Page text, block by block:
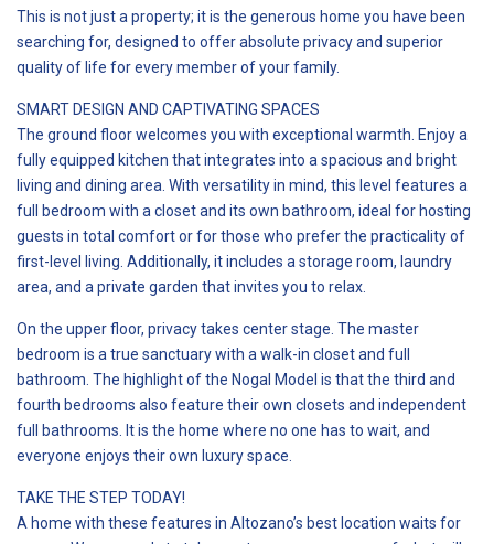
This is not just a property; it is the generous home you have been
searching for, designed to offer absolute privacy and superior
quality of life for every member of your family.
SMART DESIGN AND CAPTIVATING SPACES
The ground floor welcomes you with exceptional warmth. Enjoy a
fully equipped kitchen that integrates into a spacious and bright
living and dining area. With versatility in mind, this level features a
full bedroom with a closet and its own bathroom, ideal for hosting
guests in total comfort or for those who prefer the practicality of
first-level living. Additionally, it includes a storage room, laundry
area, and a private garden that invites you to relax.
On the upper floor, privacy takes center stage. The master
bedroom is a true sanctuary with a walk-in closet and full
bathroom. The highlight of the Nogal Model is that the third and
fourth bedrooms also feature their own closets and independent
full bathrooms. It is the home where no one has to wait, and
everyone enjoys their own luxury space.
TAKE THE STEP TODAY!
A home with these features in Altozano’s best location waits for